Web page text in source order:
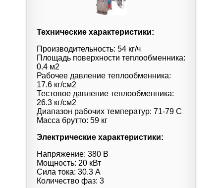
Технические характеристики:
Производительность: 54 кг/ч
Площадь поверхности теплообменника:
0.4 м2
Рабочее давление теплообменника:
17.6 кг/см2
Тестовое давление теплообменника:
26.3 кг/см2
Диапазон рабочих температур: 71-79 C
Масса брутто: 59 кг
Электрические характеристики:
Напряжение: 380 В
Мощность: 20 кВт
Сила тока: 30.3 А
Количество фаз: 3